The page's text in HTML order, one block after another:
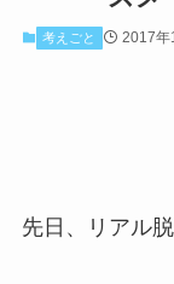
考えごと 2017年
先日、リアル